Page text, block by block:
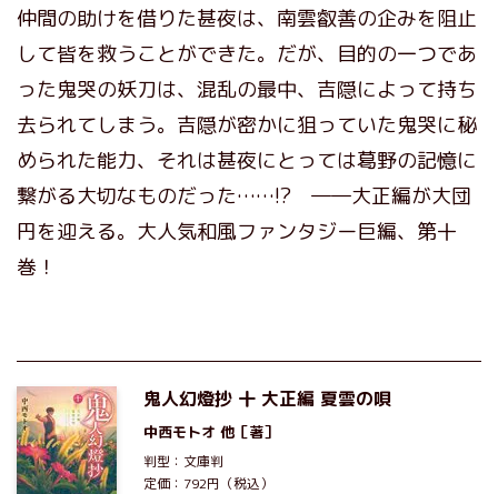
仲間の助けを借りた甚夜は、南雲叡善の企みを阻止
して皆を救うことができた。だが、目的の一つであ
った鬼哭の妖刀は、混乱の最中、吉隠によって持ち
去られてしまう。吉隠が密かに狙っていた鬼哭に秘
められた能力、それは甚夜にとっては葛野の記憶に
繋がる大切なものだった……!? ――大正編が大団
円を迎える。大人気和風ファンタジー巨編、第十
巻！
鬼人幻燈抄 十 大正編 夏雲の唄
中西モトオ 他［著］
判型：文庫判
定価：792円（税込）